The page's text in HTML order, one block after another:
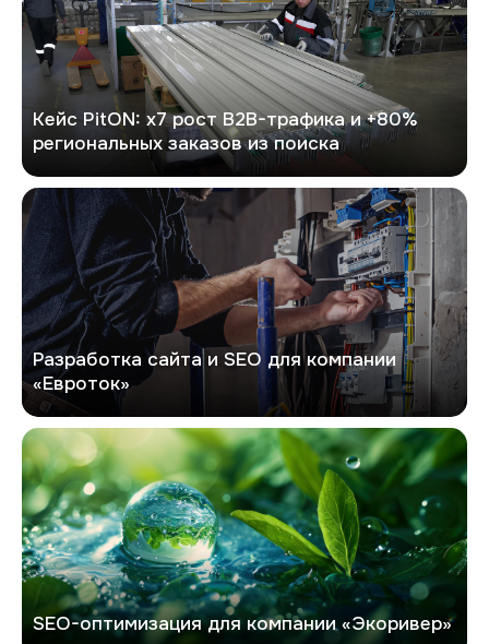
Кейс PitON: х7 рост B2B-трафика и +80%
региональных заказов из поиска
Евроток
Разработка сайта и SEO для компании
«Евроток»
Экоривер
SEO-оптимизация для компании «Экоривер»